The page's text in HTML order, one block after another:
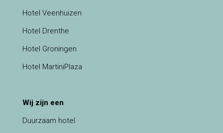
Hotel Veenhuizen
Hotel Drenthe
Hotel Groningen
Hotel MartiniPlaza
Wij zijn een
Duurzaam hotel